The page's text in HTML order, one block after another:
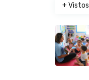
+ Vistos